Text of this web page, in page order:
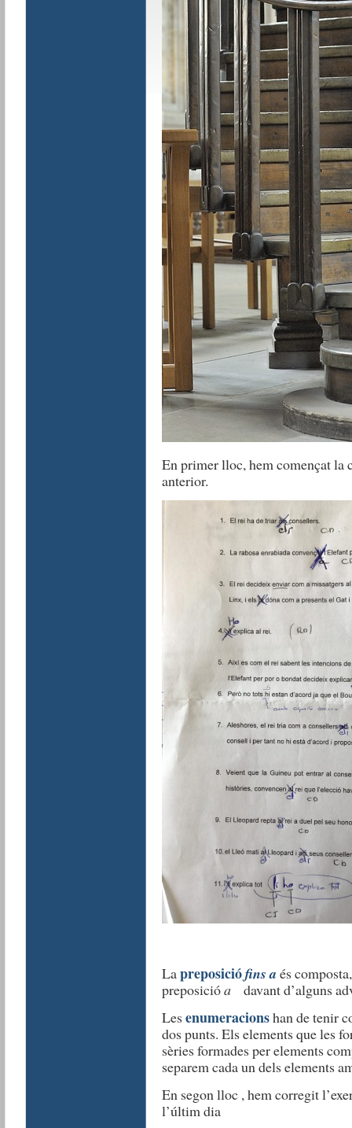
En primer lloc, hem començat la
anterior.
Lapreposiciófins a és
preposicióadavant d’alguns
Lesenumeracionshan de tenir
dos punts. Els elements que les
sèries formades per elements
separem cada un dels elements
En segon lloc , hem corregit
l’últim dia